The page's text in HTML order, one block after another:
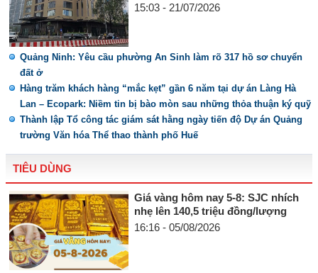
15:03 - 21/07/2026
Quảng Ninh: Yêu cầu phường An Sinh làm rõ 317 hồ sơ chuyển
đất ở
Hàng trăm khách hàng “mắc kẹt” gần 6 năm tại dự án Làng Hà
Lan – Ecopark: Niềm tin bị bào mòn sau những thỏa thuận ký quỹ
Thành lập Tổ công tác giám sát hằng ngày tiến độ Dự án Quảng
trường Văn hóa Thể thao thành phố Huế
TIÊU DÙNG
Giá vàng hôm nay 5-8: SJC nhích
nhẹ lên 140,5 triệu đồng/lượng
16:16 - 05/08/2026